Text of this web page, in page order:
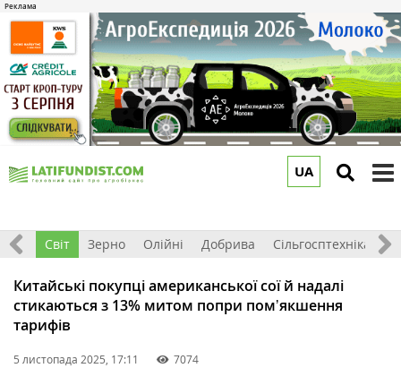
UA
Світ Зерно Олійні Добрива Сільгосптехніка
Китайські покупці американської сої й надалі
стикаються з 13% митом попри помʼякшення
тарифів
5 листопада 2025, 17:11 7074